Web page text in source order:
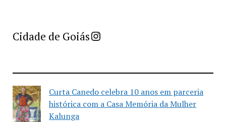
Cidade de GoiásImprensa Criativa da Cidade de Goiás
Curta Canedo celebra 10 anos em parceria
histórica com a Casa Memória da Mulher
Kalunga